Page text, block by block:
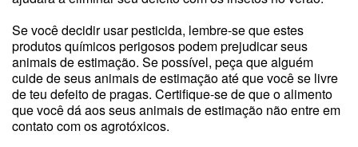
Se você decidir usar pesticida, lembre-se que estes
produtos químicos perigosos podem prejudicar seus
animais de estimação. Se possível, peça que alguém
cuide de seus animais de estimação até que você se livre
de teu defeito de pragas. Certifique-se de que o alimento
que você dá aos seus animais de estimação não entre em
contato com os agrotóxicos.